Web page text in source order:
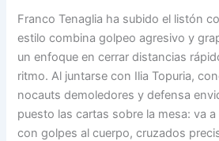
Franco Tenaglia ha subido el listón
estilo combina golpeo agresivo y
un enfoque en cerrar distancias
ritmo. Al juntarse con Ilia Topuria,
nocauts demoledores y defensa
puesto las cartas sobre la mesa: va
con golpes al cuerpo, cruzados